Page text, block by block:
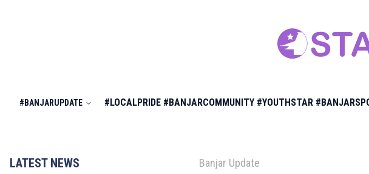
#BANJARUPDATE #LOCALPRIDE #BANJARCOMMUNITY #YOUTHSTAR
LATEST NEWS Banjar Update